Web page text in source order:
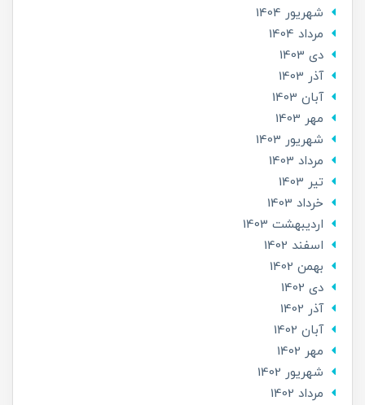
شهریور 1404
مرداد 1404
دی 1403
آذر 1403
آبان 1403
مهر 1403
شهریور 1403
مرداد 1403
تير 1403
خرداد 1403
ارديبهشت 1403
اسفند 1402
بهمن 1402
دی 1402
آذر 1402
آبان 1402
مهر 1402
شهریور 1402
مرداد 1402